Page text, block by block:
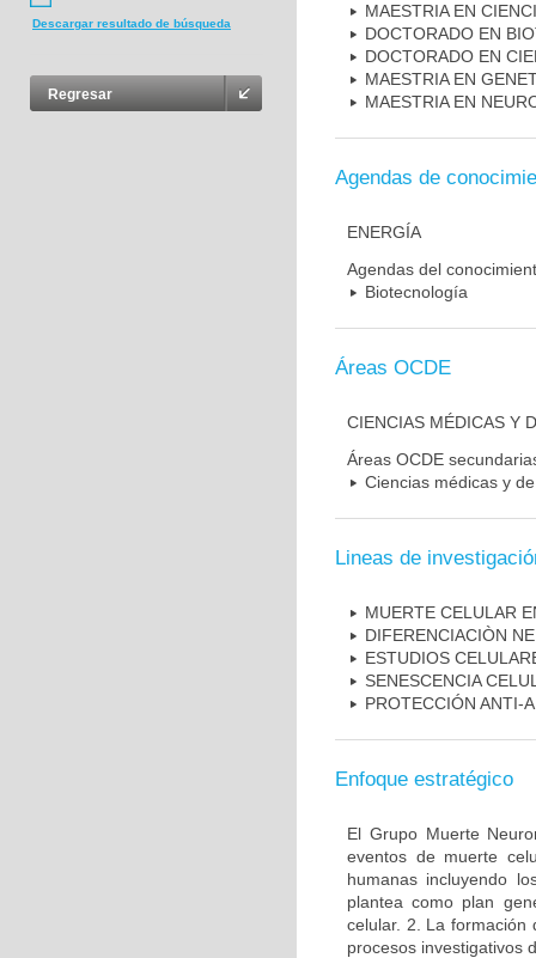
Descargar resultado de búsqueda
Regresar
MAESTRIA EN
DOCTORADO EN
DOCTORADO EN
MAESTRIA EN
MAESTRIA EN
Agendas de
ENERGÍA
Agendas del
Biotecnología
Áreas OCDE
CIENCIAS MÉDICAS Y
Áreas OCDE
Ciencias médicas y
Lineas de
MUERTE CELULAR
DIFERENCIACIÒN
ESTUDIOS
SENESCENCIA
PROTECCIÓN ANTI-
Enfoque estratégico
El Grupo Muerte
eventos de muerte
humanas incluyendo
plantea como plan
celular. 2. La formación
procesos investigativos